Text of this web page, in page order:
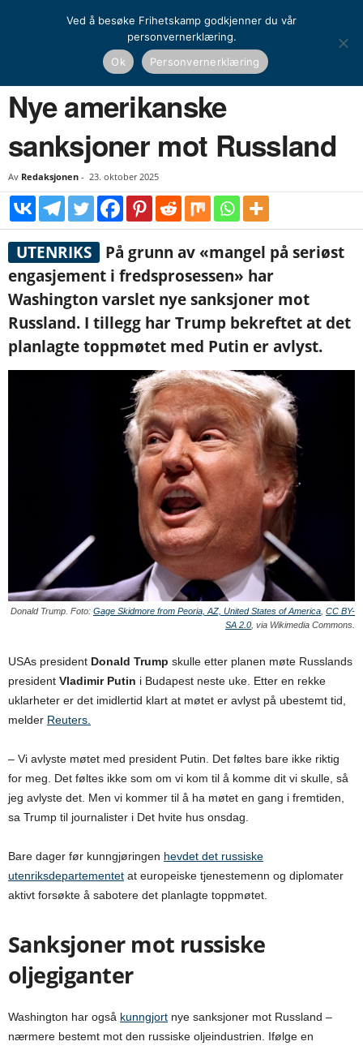
Nye amerikanske sanksjoner mot Russland
Nye amerikanske
sanksjoner mot Russland
Av Redaksjonen - 23. oktober 2025
UTENRIKS
På grunn av «mangel på seriøst
engasjement i fredsprosessen» har
Washington varslet nye sanksjoner mot
Russland. I tillegg har Trump bekreftet at det
planlagte toppmøtet med Putin er avlyst.
Donald Trump. Foto: Gage Skidmore from Peoria, AZ, United States of America CC BY-
SA 2.0 , via Wikimedia Commons.
USAs president Donald Trump skulle etter planen møte Russlands
president Vladimir Putin i Budapest neste uke. Etter en rekke
uklarheter er det imidlertid klart at møtet er avlyst på ubestemt tid,
melder Reuters.
– Vi avlyste møtet med president Putin. Det føltes bare ikke riktig
for meg. Det føltes ikke som om vi kom til å komme dit vi skulle, så
jeg avlyste det. Men vi kommer til å ha møtet en gang i fremtiden,
sa Trump til journalister i Det hvite hus onsdag.
Bare dager før kunngjøringen hevdet det russiske
utenriksdepartementet at europeiske tjenestemenn og diplomater
aktivt forsøkte å sabotere det planlagte toppmøtet.
Sanksjoner mot russiske
oljegiganter
Washington har også kunngjort nye sanksjoner mot Russland –
nærmere bestemt mot den russiske oljeindustrien. Ifølge en
Ved å besøke Frihetskamp godkjenner du vår
personvernerklæring.
Ok
Personvernerklæring